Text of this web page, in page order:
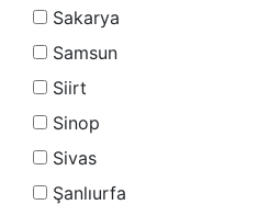
Sakarya
Samsun
Siirt
Sinop
Sivas
Şanlıurfa